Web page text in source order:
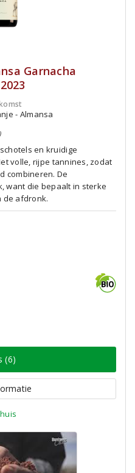
Garnacha
- Almansa
en kruidige
volle, rijpe tannines, zodat
combineren. De
want die bepaalt in sterke
de afdronk.
(6)